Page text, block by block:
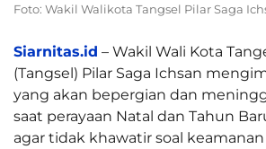
Foto: Wakil Walikota Tangsel Pilar Saga
Siarnitas.id – Wakil Wali Kota
(Tangsel) Pilar Saga Ichsan
yang akan bepergian dan
saat perayaan Natal dan Tahun
agar tidak khawatir soal